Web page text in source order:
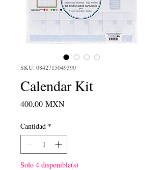
SKU: 0842715049390
Calendar Kit
400,00 MXNPrecio
Cantidad *
Solo 4 disponible(s)